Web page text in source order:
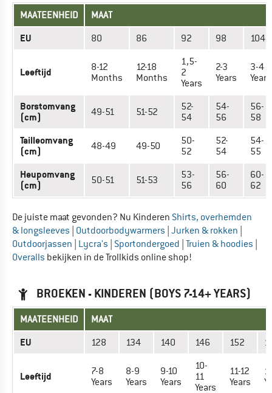
MAATEENHEID MAAT
EU 80 86 92 98 104
Leeftijd
8-12
Months
12-18
Months
1,5-
2
Years
2-3
Years
3-4
Years
Borstomvang
(cm)
49-51 51-52
52-
54
54-
56
56-
58
Tailleomvang
(cm)
48-49 49-50
50-
52
52-
54
54-
55
Heupomvang
(cm)
50-51 51-53
53-
56
56-
60
60-
62
De juiste maat gevonden? Nu Kinderen Shirts, overhemden
& longsleeves Outdoorbodywarmers Jurken & rokken
Outdoorjassen Lycra's Sportondergoed Truien & hoodies
Overalls bekijken in de Trollkids online shop!
BROEKEN - KINDEREN (BOYS 7-14+ YEARS)
MAATEENHEID MAAT
EU 128 134 140 146 152
Leeftijd
7-8
Years
8-9
Years
9-10
Years
10-
11
Years
11-12
Years